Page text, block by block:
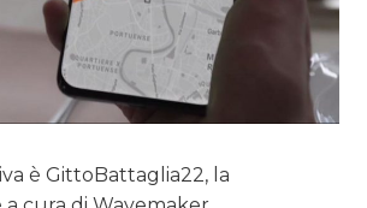
è GittoBattaglia22, la